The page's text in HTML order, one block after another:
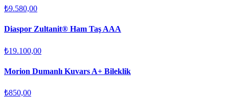
₺9.580,00
Diaspor Zultanit® Ham Taş AAA
₺19.100,00
Morion Dumanlı Kuvars A+ Bileklik
₺850,00